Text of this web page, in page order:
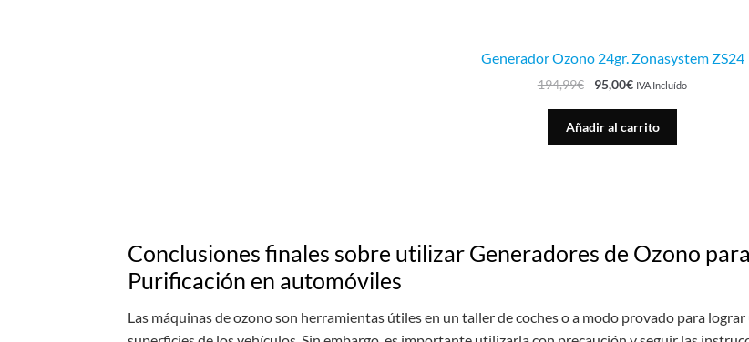
Generador Ozono 24gr. Zonasystem ZS24
194,99€ 95,00€ IVA Incluído
Añadir al carrito
Conclusiones finales sobre utilizar Generadores de Ozono
Purificación en automóviles
Las máquinas de ozono son herramientas útiles en un taller de coches o a modo provado para